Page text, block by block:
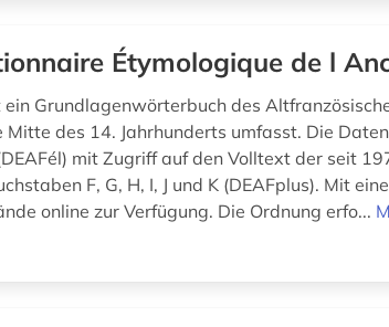
Étymologique de l
ein Grundlagenwörterbuch des
Mitte des 14. Jahrhunderts umfasst. Die
mit Zugriff auf den Volltext der seit
F, G, H, I, J und K (DEAFplus). Mit
online zur Verfügung. Die Ordnung erfo...